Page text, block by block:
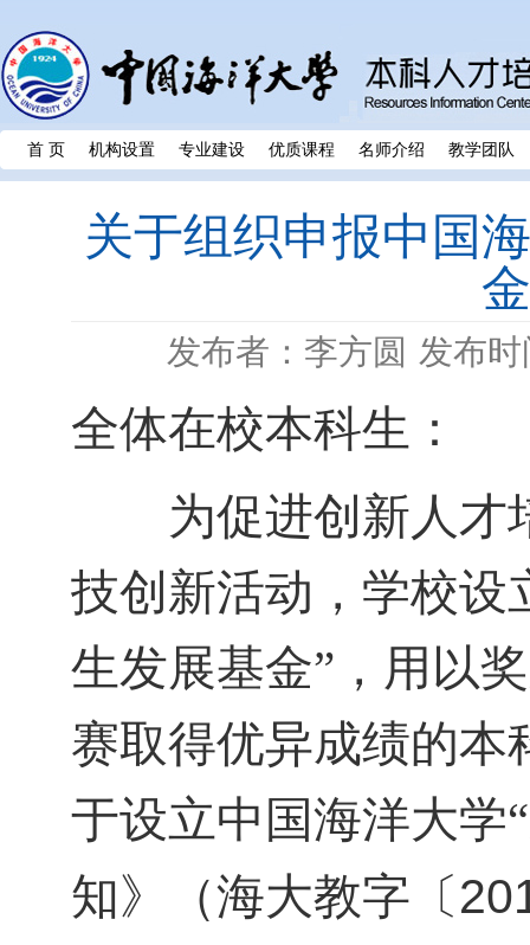
首 页 机构设置 专业建设 优质课程 名师介绍 教学团队
关于组织申报中国
发布者：李方圆 发布
全体在校本科生：
为促进创新人才
技创新活动，学校设
生发展基金”，用以
赛取得优异成绩的本
于设立中国海洋大学
知》（海大教字〔